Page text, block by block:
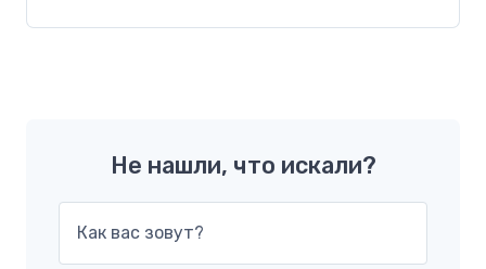
Не нашли, что искали?
Как вас зовут?